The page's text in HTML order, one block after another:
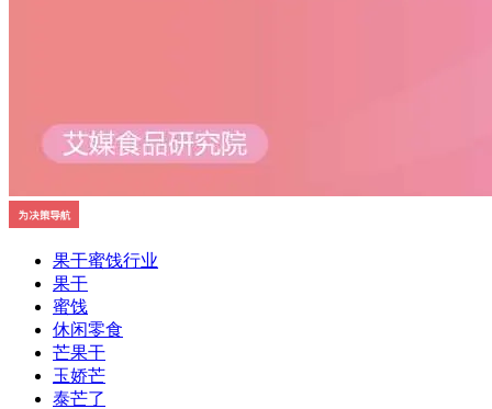
果干蜜饯行业
果干
蜜饯
休闲零食
芒果干
玉娇芒
泰芒了